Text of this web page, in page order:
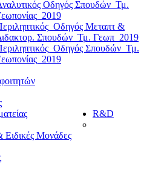
Οδηγός Σπουδών_Τμ.
Μεταπτ &
Σπουδών_Τμ. Γεωπ_2019
Σπουδών_Τμ.
R&D
Ειδικές Μονάδες